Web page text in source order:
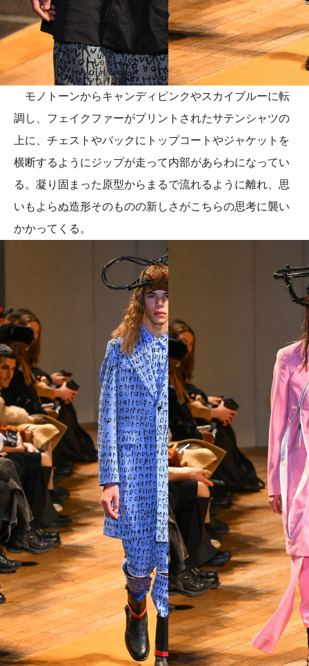
モノトーンからキャンディピンクやスカイブルーに転
調し、フェイクファーがプリントされたサテンシャツの
上に、チェストやバックにトップコートやジャケットを
横断するようにジップが走って内部があらわになってい
る。凝り固まった原型からまるで流れるように離れ、思
いもよらぬ造形そのものの新しさがこちらの思考に襲い
かかってくる。